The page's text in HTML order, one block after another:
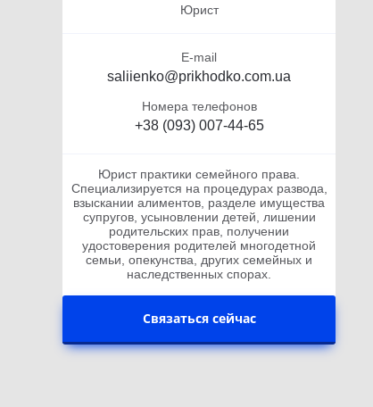
Юрист
E-mail
saliienko@prikhodko.com.ua
Номера телефонов
+38 (093) 007-44-65
Юрист практики семейного права.
Специализируется на процедурах развода,
взыскании алиментов, разделе имущества
супругов, усыновлении детей, лишении
родительских прав, получении
удостоверения родителей многодетной
семьи, опекунства, других семейных и
наследственных спорах.
Связаться сейчас